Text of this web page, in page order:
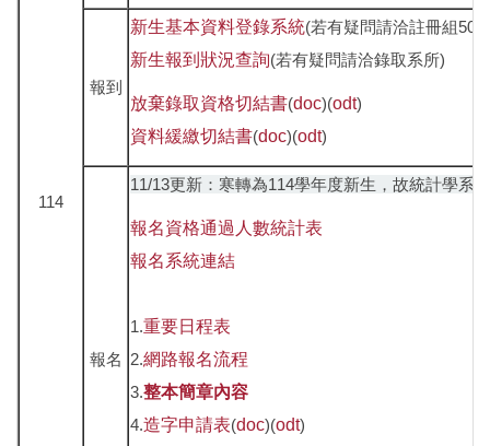
114
報到
新生基本資料登錄系統(若有疑問請洽註冊組
新生報到狀況查詢(若有疑問請洽錄取系所)
放棄錄取資格切結書(doc)(odt)
資料緩繳切結書(doc)(odt)
報名
11/13更新：寒轉為114學年度新生，故統計學系
報名資格通過人數統計表
報名系統連結
1.重要日程表
2.網路報名流程
3.整本簡章內容
4.造字申請表(doc)(odt)